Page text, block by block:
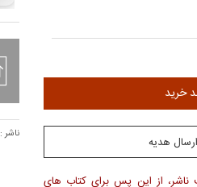
خرید
ارسال هدیه
ناشر، از این پس برای کتاب های
ناشر :